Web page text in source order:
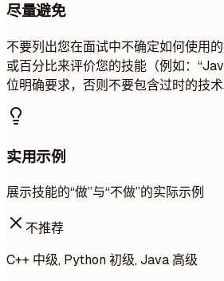
尽量避免
不要列出您在面试中不确定如何使用
或百分比来评价您的技能（例如：
位明确要求，否则不要包含过时的技术
实用示例
展示技能的“做”与“不做”的实际示例
不推荐
C++ 中级, Python 初级, Java 高级